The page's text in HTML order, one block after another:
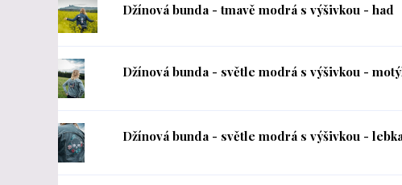
Džínová bunda - tmavě modrá s výšivkou - had
Džínová bunda - světle modrá s výšivkou -
Džínová bunda - světle modrá s výšivkou -